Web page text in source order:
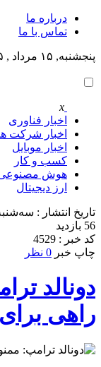
درباره ما
تماس با ما
پنجشنبه, ۱۵ مرداد , ۱۴۰۵
x
اخبار فناوری
اخبار شرکت
اخبار موبایل
کسب و کار
هوش
ارز دیجیتال
تاریخ انتشار : سه‌شنبه 12 مارس 2024 -
56 بازدید
کد خبر : 4529
چاپ خبر 0 نظر
دونالد
راهی